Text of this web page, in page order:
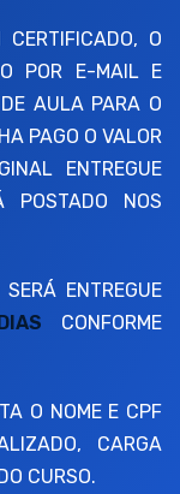
O
POR E-MAIL E
AULA PARA O
PAGO O VALOR
ENTREGUE
POSTADO NOS
ENTREGUE
CONFORME
O NOME E CPF
CARGA
CURSO.